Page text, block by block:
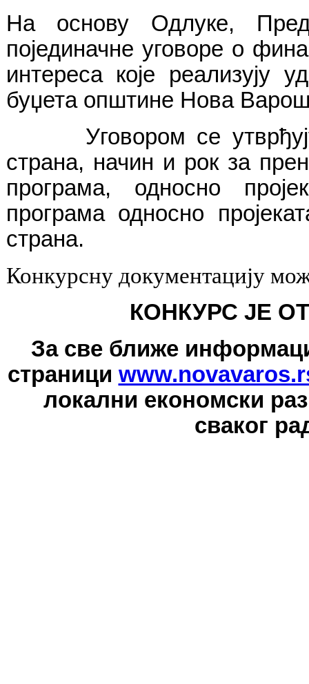
На основу Одлуке,
појединачне уговоре о
интереса које реализују
буџета општине Нова
Уговором се утврђују
страна, начин и рок за
програма, односно
програма односно
страна.
Конкурсну документацију
КОНКУРС ЈЕ
За све ближе
страници
локални економски
сваког